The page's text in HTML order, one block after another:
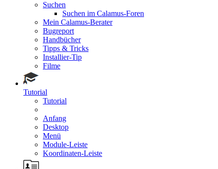
Suchen
Suchen im Calamus-Foren
Mein Calamus-Berater
Bugreport
Handbücher
Tipps & Tricks
Installier-Tip
Filme
Tutorial
Tutorial
Anfang
Desktop
Menü
Module-Leiste
Koordinaten-Leiste